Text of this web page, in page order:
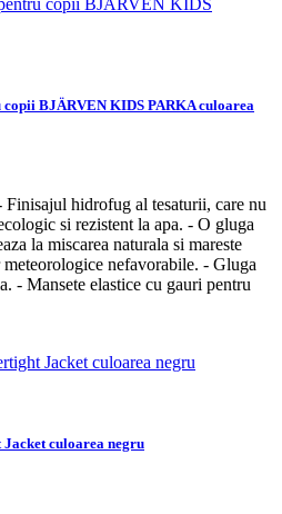
BJÄRVEN KIDS PARKA culoarea
Finisajul hidrofug al tesaturii, care nu
si rezistent la apa. - O gluga
la miscarea naturala si mareste
nefavorabile. - Gluga
- Mansete elastice cu gauri pentru
culoarea negru